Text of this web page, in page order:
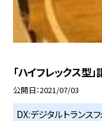
「ハイフレックス型
公開日 2021/07/03
DX:デジタルトランス